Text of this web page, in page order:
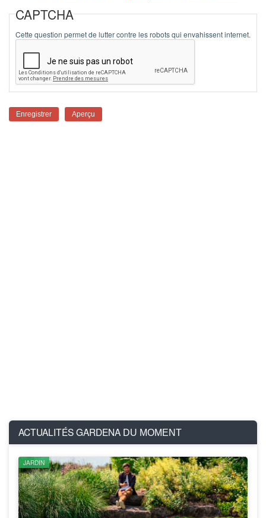
CAPTCHA
Cette question permet de lutter contre les robots qui envahissent internet.
ACTUALITÉS GARDENA DU MOMENT
JARDIN